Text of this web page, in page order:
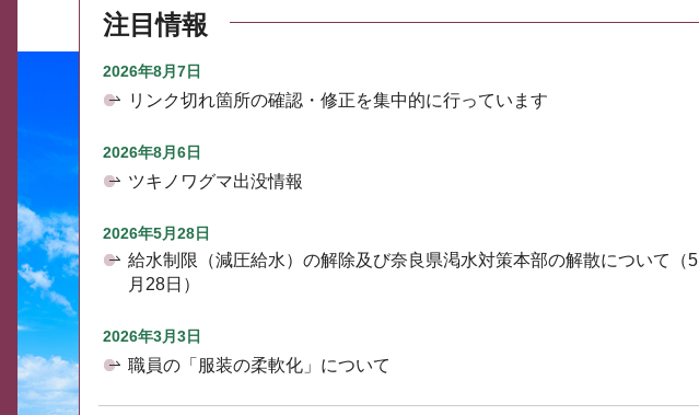
注目情報
2026年8月7日
リンク切れ箇所の確認・修正を集中的に行っています
2026年8月6日
ツキノワグマ出没情報
2026年5月28日
給水制限（減圧給水）の解除及び奈良県渇水対策本部の解散について（5
月28日）
2026年3月3日
職員の「服装の柔軟化」について